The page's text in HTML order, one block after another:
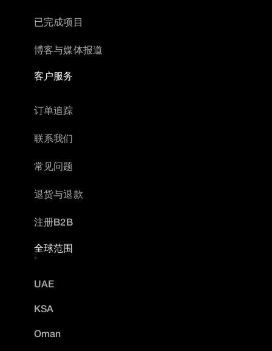
已完成项目
博客与媒体报道
客户服务
订单追踪
联系我们
常见问题
退货与退款
注册B2B
全球范围
UAE
KSA
Oman